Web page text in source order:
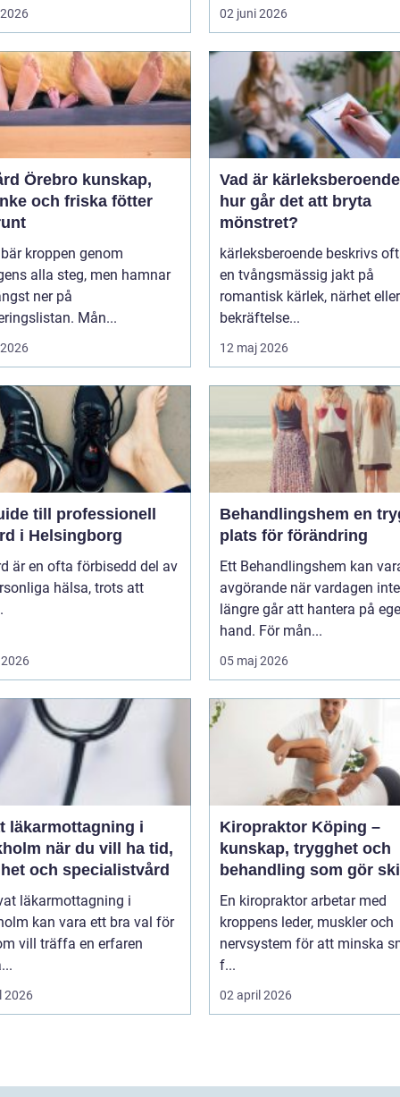
02 juni 2026
kunskap,
och friska fötter
kroppen genom
alla steg, men hamnar
ner på
Mån...
Vad är kärleksberoende
hur går det att bryta
mönstret?
kärleksberoende beskrivs
en tvångsmässig jakt på
romantisk kärlek, närhet eller
bekräftelse...
12 maj 2026
till professionell
i Helsingborg
är en ofta förbisedd del av
hälsa, trots att
Behandlingshem en trygg
plats för förändring
Ett Behandlingshem kan
avgörande när vardagen inte
längre går att hantera på
hand. För mån...
05 maj 2026
läkarmottagning i
vill ha tid,
och specialistvård
läkarmottagning i
kan vara ett bra val för
vill träffa en erfaren
2026
Kiropraktor Köping –
kunskap, trygghet och
behandling som gör
En kiropraktor arbetar med
kroppens leder, muskler och
nervsystem för att minska
f...
02 april 2026